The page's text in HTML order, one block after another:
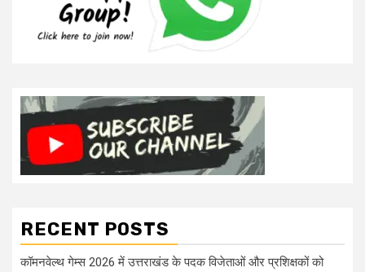
RECENT POSTS
कॉमनवेल्थ गेम्स 2026 में उत्तराखंड के पदक विजेताओं और प्रशिक्षकों को